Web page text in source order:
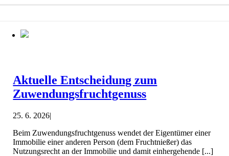
Aktuelle Entscheidung zum
Zuwendungsfruchtgenuss
25. 6. 2026|
Beim Zuwendungsfruchtgenuss wendet der Eigentümer einer
Immobilie einer anderen Person (dem Fruchtnießer) das
Nutzungsrecht an der Immobilie und damit einhergehende [...]